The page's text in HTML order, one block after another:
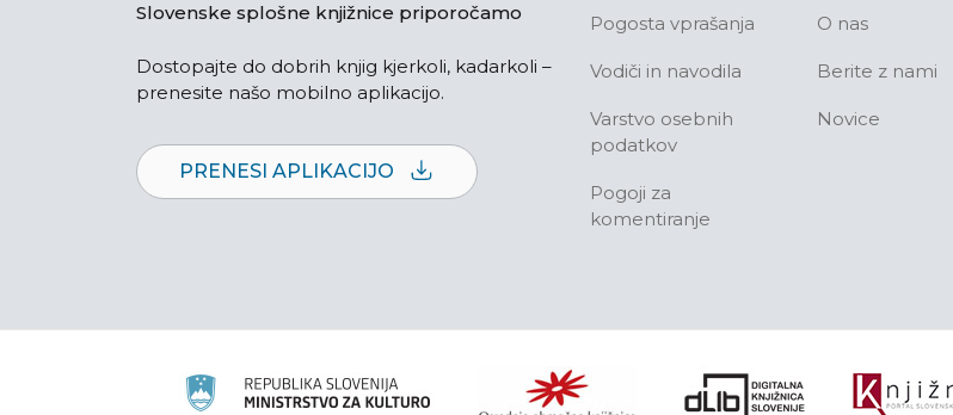
Slovenske splošne knjižnice priporočamo
Dostopajte do dobrih knjig kjerkoli, kadarkoli –
prenesite našo mobilno aplikacijo.
PRENESI APLIKACIJO
Pogosta vprašanja
Vodiči in navodila
Varstvo osebnih
podatkov
Pogoji za
komentiranje
O nas
Berite z nami
Novice